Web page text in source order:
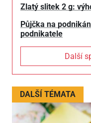
Zlatý slitek 2 g:
Půjčka na
podnikatele
Další
DALŠÍ TÉMATA